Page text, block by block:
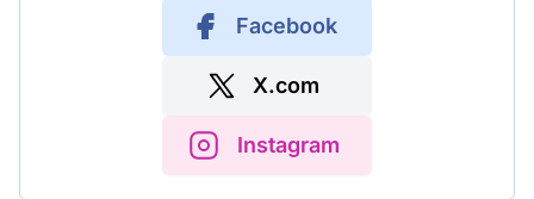
Facebook
X.com
Instagram